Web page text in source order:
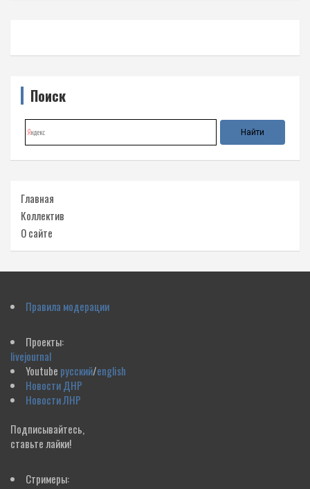
Поиск
Главная
Коллектив
О сайте
Правила модерации
Проекты:
livejournal
Youtube русский/english
Новости ДНР
Новости ЛНР
Подписывайтесь,
ставьте лайки!
Стримеры: